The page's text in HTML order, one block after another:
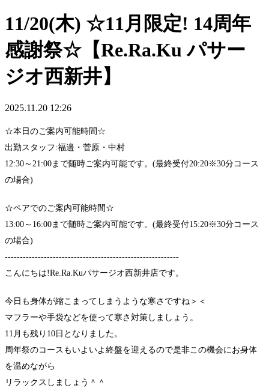
11/20(木) ☆11月限定! 14周年
感謝祭☆【Re.Ra.Ku パサー
ジオ西新井】
2025.11.20 12:26
☆本日のご案内可能時間☆
出勤スタッフ:福邉・菅原・中村
12:30～21:00まで随時ご案内可能です。(最終受付20:20※30分コース
の場合)
☆ペアでのご案内可能時間☆
13:00～16:00まで随時ご案内可能です。(最終受付15:20※30分コース
の場合)
----------------------------------------------------------
こんにちは!Re.Ra.Kuパサージオ西新井店です。
今日も身体が縮こまってしまうような寒さですね＞＜
マフラーや手袋などを使って寒さ対策しましょう。
11月も残り10日となりました。
周年祭のコースもいよいよ終盤を迎えるので是非この機会にお身体
を温めながら
リラックスしましょう＾＾